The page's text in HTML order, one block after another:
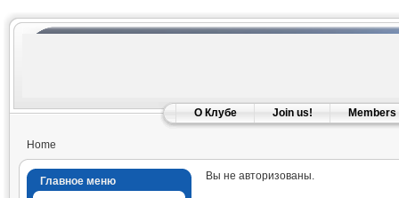
О Клубе Join us! Members
Home
Главное меню
Вы не авторизованы.